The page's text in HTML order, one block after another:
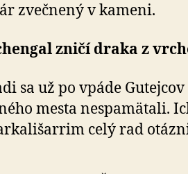
zvečnený v kameni.
zničí draka z
sa už po vpáde
mesta nespamätali.
celý rad